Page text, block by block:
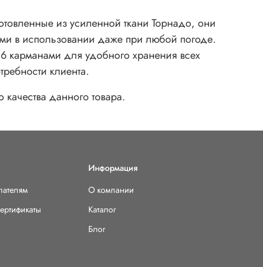
из усиленной ткани Торнадо, они
в использовании даже при любой погоде.
карманами для удобного хранения всех
клиента.
данного товара.
Информация
О компании
Каталог
Блог